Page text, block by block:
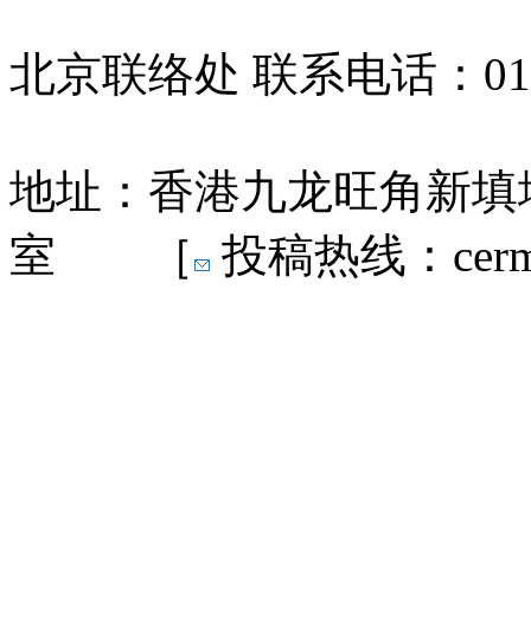
北京联络处 联系电话：
地址：香港九龙旺角新
室 ［
投稿热线：